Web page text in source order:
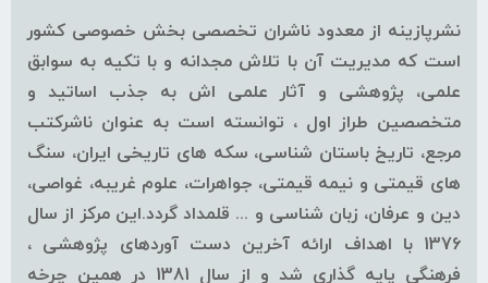
نشرپازینه از معدود ناشران تخصصی بخش خصوصی کشور
است که مدیریت آن با تلاش مجدانه و با تکیه به سوابق
علمی، پژوهشی و آثار علمی اش به جذب اساتید و
متخصصین طراز اول ، توانسته است به عنوان ناشرکتب
مرجع، تاریخ باستان شناسی، سکه های تاریخی ایران، سنگ
های قیمتی و نیمه قیمتی، جواهرات، علوم غریبه، غواصی،
دین و عرفان، زبان شناسی و ... قلمداد گردد.این مرکز از سال
1376 با اهداف ارائه آخرین دست آوردهای پژوهشی ،
فرهنگی پایه گذاری شد و از سال 1381 در همین چرخه